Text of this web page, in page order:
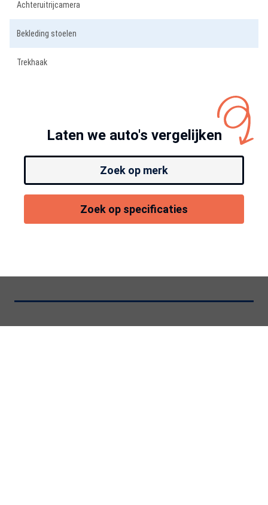
Achteruitrijcamera
Bekleding stoelen
Trekhaak
Laten we auto's vergelijken
Zoek op merk
Zoek op specificaties